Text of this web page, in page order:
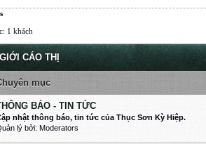
1 khách
CÁO THỊ
mục
BÁO - TIN TỨC
nhật thông báo, tin tức của Thục Sơn Kỳ Hiệp.
lý bởi: Moderators